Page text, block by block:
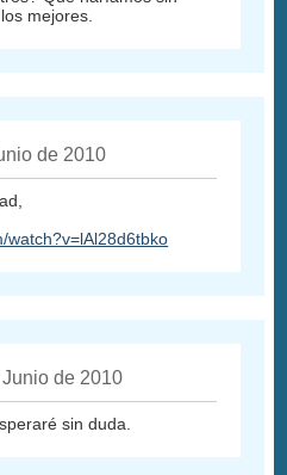
mejores.
de 2010
watch?v=lAl28d6tbko
de 2010
sin duda.